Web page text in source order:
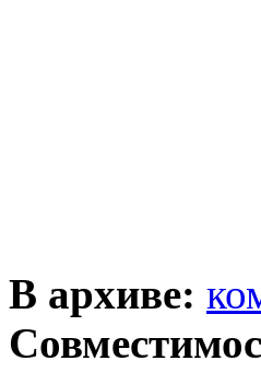
В архиве: